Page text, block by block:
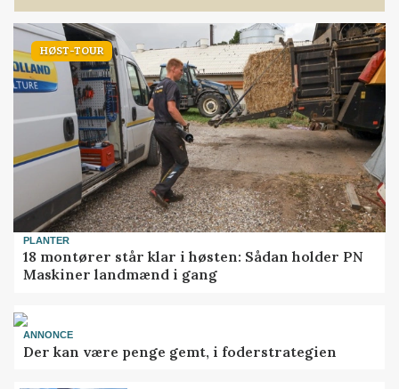
HØST-TOUR
PLANTER
18 montører står klar i høsten: Sådan holder PN
Maskiner landmænd i gang
ANNONCE
Der kan være penge gemt, i foderstrategien